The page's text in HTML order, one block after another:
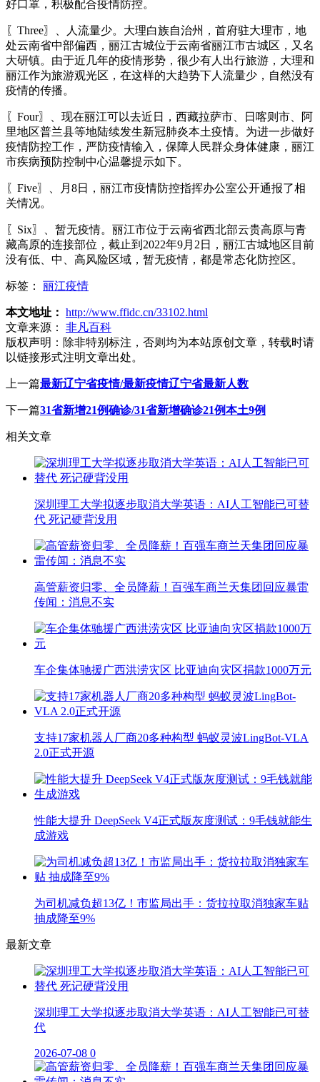
好口罩，积极配合疫情防控。
〖Three〗、人流量少。大理白族自治州，首府驻大理市，地
处云南省中部偏西，丽江古城位于云南省丽江市古城区，又名
大研镇。由于近几年的疫情形势，很少有人出行旅游，大理和
丽江作为旅游观光区，在这样的大趋势下人流量少，自然没有
疫情的传播。
〖Four〗、现在丽江可以去近日，西藏拉萨市、日喀则市、阿
里地区普兰县等地陆续发生新冠肺炎本土疫情。为进一步做好
疫情防控工作，严防疫情输入，保障人民群众身体健康，丽江
市疾病预防控制中心温馨提示如下。
〖Five〗、月8日，丽江市疫情防控指挥办公室公开通报了相
关情况。
〖Six〗、暂无疫情。丽江市位于云南省西北部云贵高原与青
藏高原的连接部位，截止到2022年9月2日，丽江古城地区目前
没有低、中、高风险区域，暂无疫情，都是常态化防控区。
标签： 丽江疫情
本文地址： http://www.ffidc.cn/33102.html
文章来源：
非凡百科
版权声明： 除非特别标注，否则均为本站原创文章，转载时请
以链接形式注明文章出处。
上一篇最新辽宁省疫情/最新疫情辽宁省最新人数
下一篇31省新增21例确诊/31省新增确诊21例本土9例
相关文章
深圳理工大学拟逐步取消大学英语：AI人工智能已可替
代 死记硬背没用
高管薪资归零、全员降薪！百强车商兰天集团回应暴雷
传闻：消息不实
车企集体驰援广西洪涝灾区 比亚迪向灾区捐款1000万元
支持17家机器人厂商20多种构型 蚂蚁灵波LingBot-VLA
2.0正式开源
性能大提升 DeepSeek V4正式版灰度测试：9毛钱就能生
成游戏
为司机减负超13亿！市监局出手：货拉拉取消独家车贴
抽成降至9%
最新文章
深圳理工大学拟逐步取消大学英语：AI人工智能已可替
代
2026-07-08 0